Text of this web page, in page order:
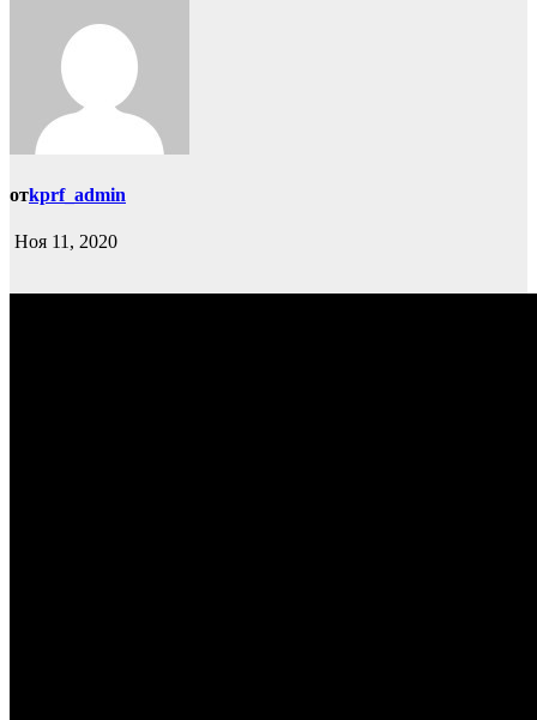
отkprf_admin
Ноя 11, 2020